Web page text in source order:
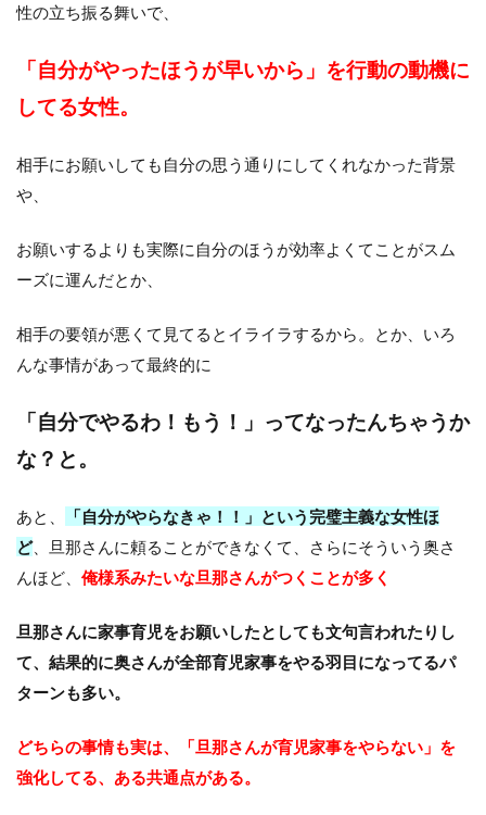
性の立ち振る舞いで、
「自分がやったほうが早いから」を行動の動機に
してる女性。
相手にお願いしても自分の思う通りにしてくれなかった背景
や、
お願いするよりも実際に自分のほうが効率よくてことがスム
ーズに運んだとか、
相手の要領が悪くて見てるとイライラするから。とか、いろ
んな事情があって最終的に
「自分でやるわ！もう！」ってなったんちゃうか
な？と。
あと、
「自分がやらなきゃ！！」という完璧主義な女性ほ
ど、旦那さんに頼ることができなくて、さらにそういう奥さ
んほど、 俺様系みたいな旦那さんがつくことが多く
旦那さんに家事育児をお願いしたとしても文句言われたりし
て、結果的に奥さんが全部育児家事をやる羽目になってるパ
ターンも多い。
どちらの事情も実は、「旦那さんが育児家事をやらない」を
強化してる、ある共通点がある。